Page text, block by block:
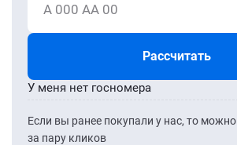
А 000 АА 00
Рассчитать
Если вы ранее покупали у нас, то можно
за пару кликов
У меня нет госномера